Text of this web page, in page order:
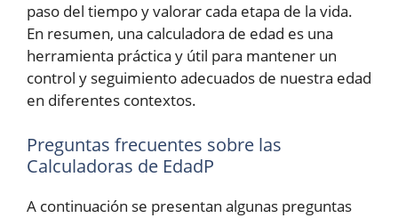
paso del tiempo y valorar cada etapa de la vida.
En resumen, una calculadora de edad es una
herramienta práctica y útil para mantener un
control y seguimiento adecuados de nuestra edad
en diferentes contextos.
Preguntas frecuentes sobre las
Calculadoras de EdadP
A continuación se presentan algunas preguntas